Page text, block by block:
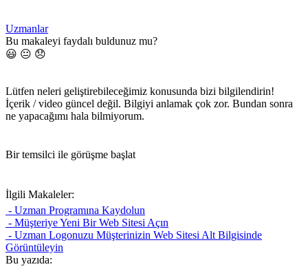
Uzmanlar
Bu makaleyi faydalı buldunuz mu?
😃 😐 😞
Lütfen neleri geliştirebileceğimiz konusunda bizi bilgilendirin!
İçerik / video güncel değil. Bilgiyi anlamak çok zor. Bundan sonra
ne yapacağımı hala bilmiyorum.
Bir temsilci ile görüşme başlat
İlgili Makaleler:
- Uzman Programına Kaydolun
- Müşteriye Yeni Bir Web Sitesi Açın
- Uzman Logonuzu Müşterinizin Web Sitesi Alt Bilgisinde
Görüntüleyin
Bu yazıda: